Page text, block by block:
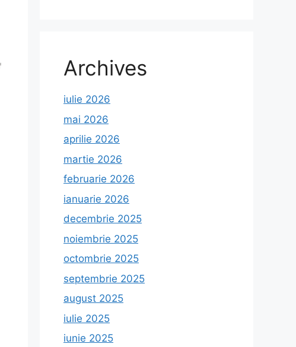
Archives
iulie 2026
mai 2026
aprilie 2026
martie 2026
februarie 2026
ianuarie 2026
decembrie 2025
noiembrie 2025
octombrie 2025
septembrie 2025
august 2025
iulie 2025
iunie 2025